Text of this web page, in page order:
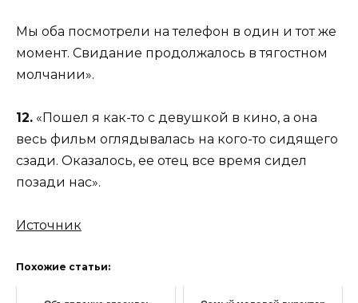
Мы оба посмотрели на телефон в один и тот же
момент. Свидание продолжалось в тягостном
молчании».
12. «Пошел я как-то с девушкой в кино, а она
весь фильм оглядывалась на кого-то сидящего
сзади. Оказалось, ее отец все время сидел
позади нас».
Источник
Похожие статьи: